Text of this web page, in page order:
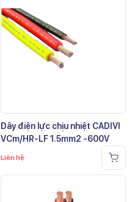
Dây điện lực chịu nhiệt CADIVI
VCm/HR-LF 1.5mm2 -600V
Liên hệ